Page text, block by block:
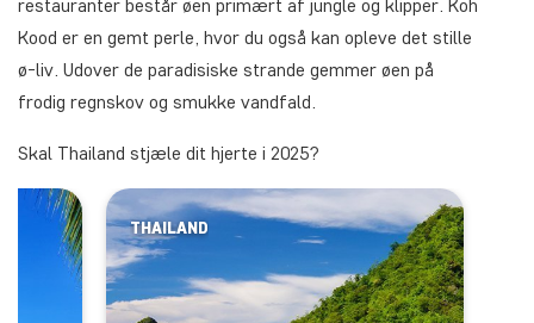
restauranter består øen primært af jungle og klipper. Koh
Kood er en gemt perle, hvor du også kan opleve det stille
ø-liv. Udover de paradisiske strande gemmer øen på
frodig regnskov og smukke vandfald.
Skal Thailand stjæle dit hjerte i 2025?
THAILAND